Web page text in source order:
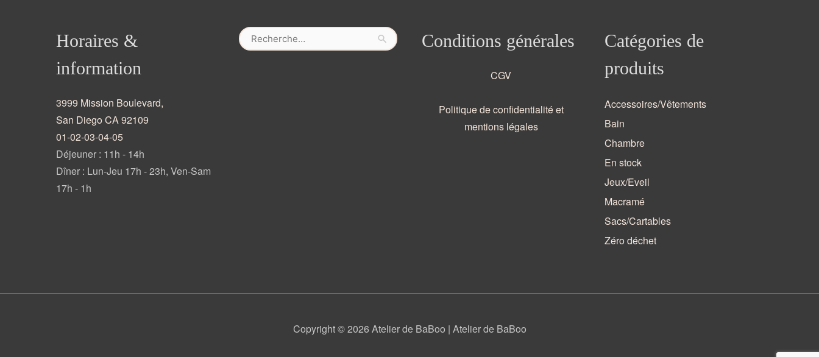
Horaires &
information
3999 Mission Boulevard,
San Diego CA 92109
01-02-03-04-05
Déjeuner : 11h - 14h
Dîner : Lun-Jeu 17h - 23h, Ven-Sam
17h - 1h
Rechercher : Conditions générales
CGV
Politique de confidentialité et
mentions légales
Catégories de
produits
Accessoires/Vêtements
Bain
Chambre
En stock
Jeux/Eveil
Macramé
Sacs/Cartables
Zéro déchet
Copyright © 2026 Atelier de BaBoo | Atelier de BaBoo